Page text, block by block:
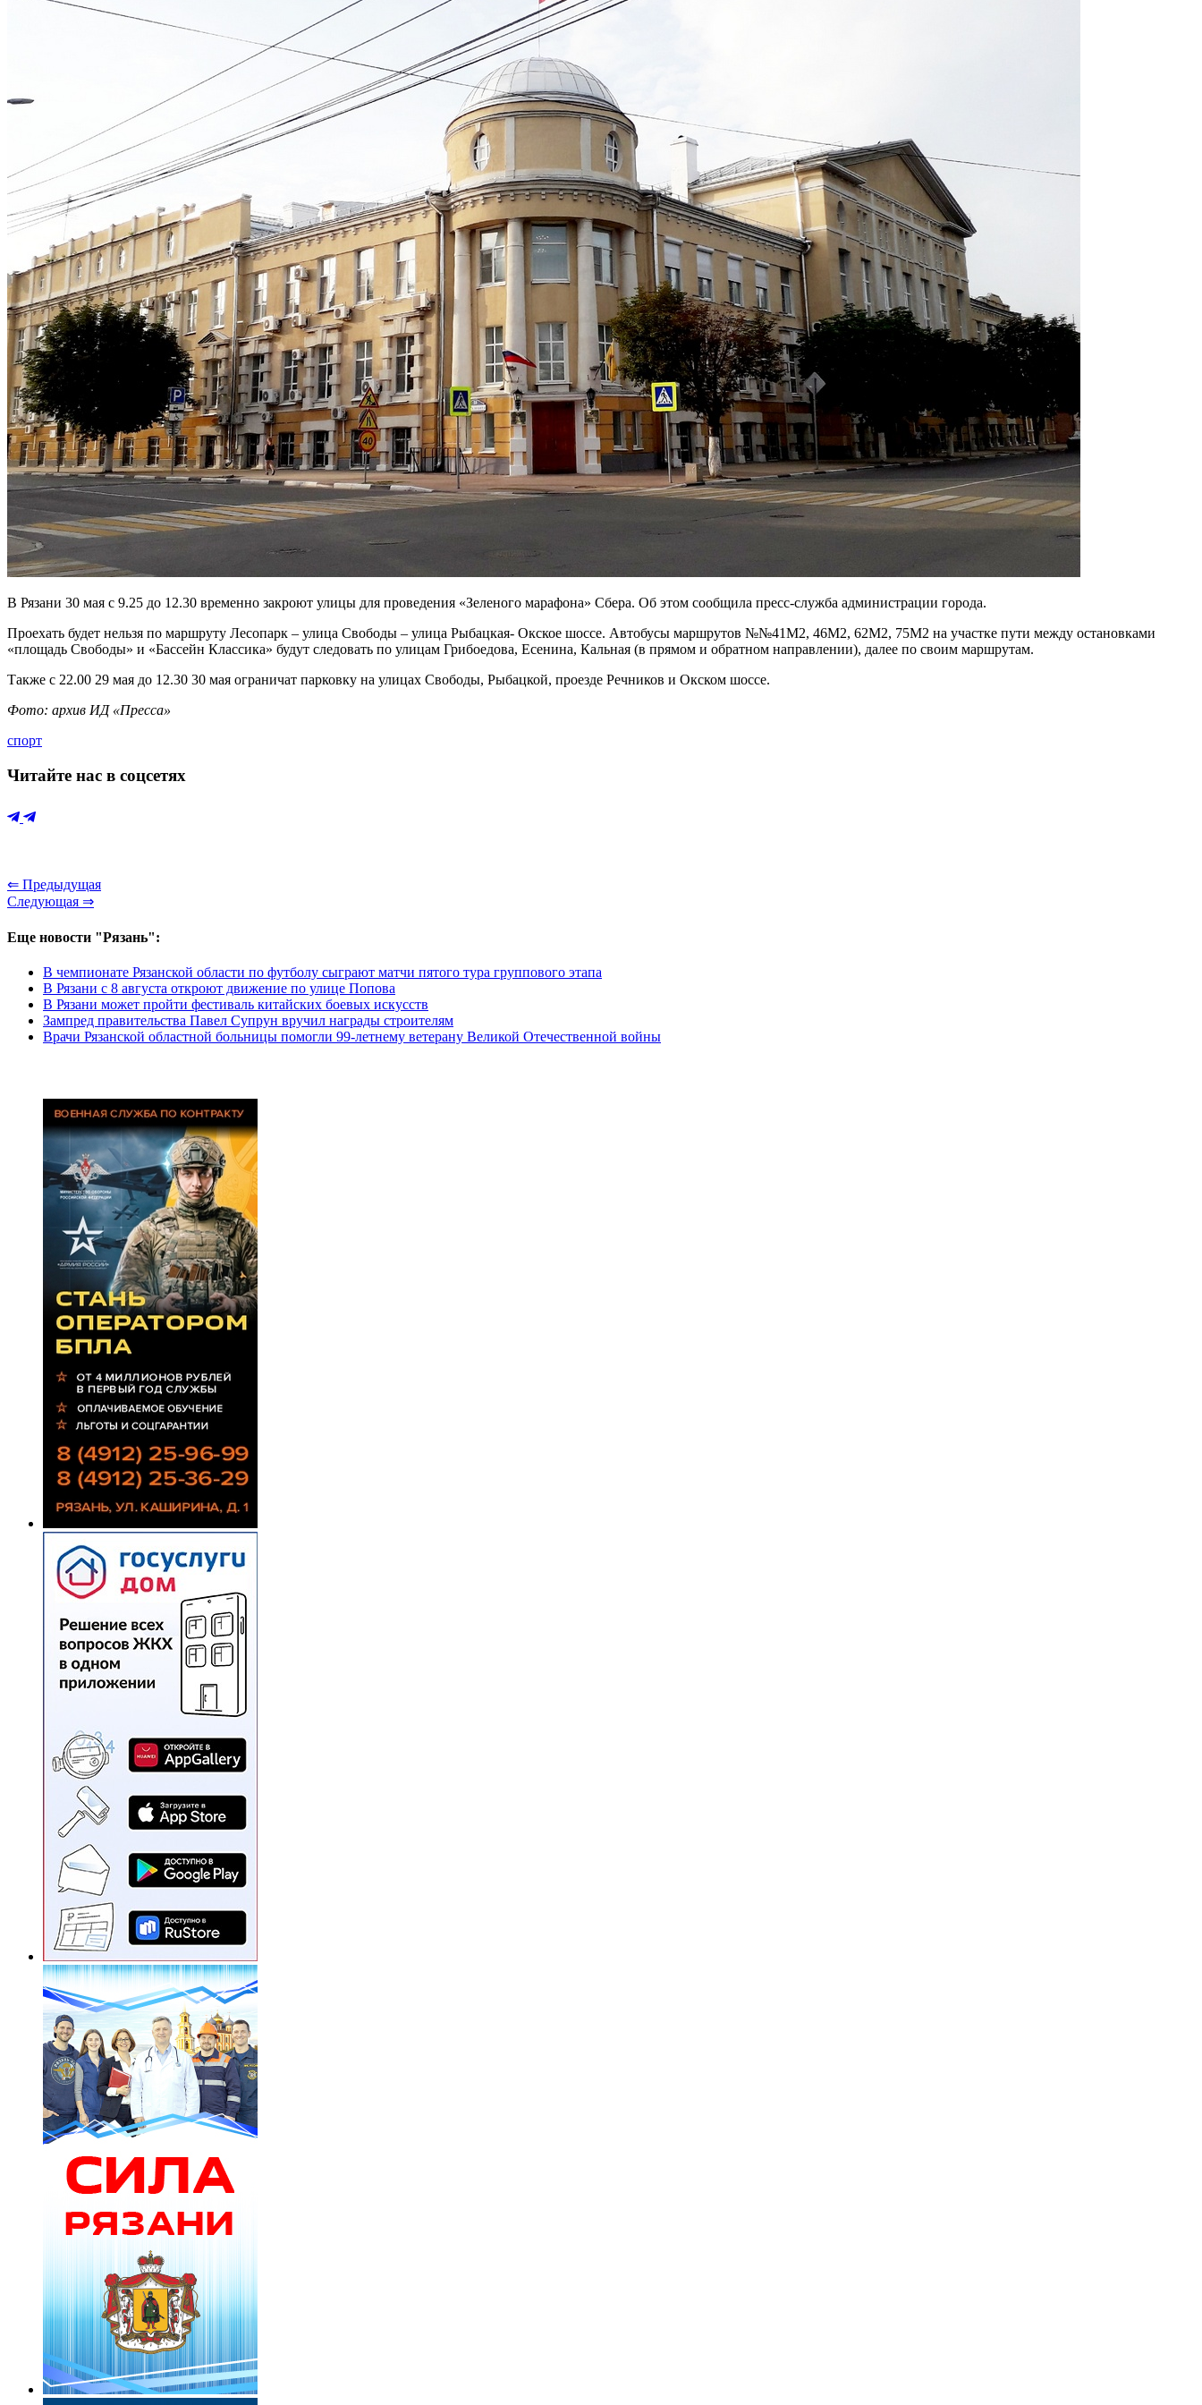
В Рязани 30 мая с 9.25 до 12.30 временно закроют улицы для проведения «Зеленого марафона» Сбера. Об этом сообщила пресс-служба администрации города.
Проехать будет нельзя по маршруту Лесопарк – улица Свободы – улица Рыбацкая- Окское шоссе. Автобусы маршрутов №№41М2, 46М2, 62М2, 75М2 на участке пути между остановками
«площадь Свободы» и «Бассейн Классика» будут следовать по улицам Грибоедова, Есенина, Кальная (в прямом и обратном направлении), далее по своим маршрутам.
Также с 22.00 29 мая до 12.30 30 мая ограничат парковку на улицах Свободы, Рыбацкой, проезде Речников и Окском шоссе.
Фото: архив ИД «Пресса»
спорт
Читайте нас в соцсетях
⇐ Предыдущая
Следующая ⇒
Еще новости "Рязань":
В чемпионате Рязанской области по футболу сыграют матчи пятого тура группового этапа
В Рязани с 8 августа откроют движение по улице Попова
В Рязани может пройти фестиваль китайских боевых искусств
Зампред правительства Павел Супрун вручил награды строителям
Врачи Рязанской областной больницы помогли 99-летнему ветерану Великой Отечественной войны